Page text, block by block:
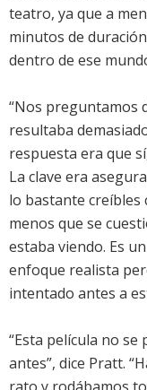
teatro, ya que a
minutos de
dentro de ese
“Nos preguntamos
resultaba
respuesta era que
La clave era
lo bastante creíbles
menos que se
estaba viendo. Es
enfoque realista
intentado antes a
“Esta película no se
antes”, dice Pratt.